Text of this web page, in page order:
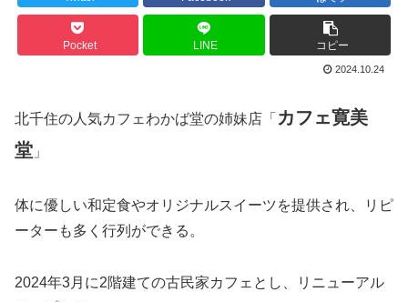
Pocket LINE コピー
2024.10.24
北千住の人気カフェわかば堂の姉妹店「 カフェ寛美
堂 」
体に優しい和定食やオリジナルスイーツを提供され、リピ
ーターも多く行列ができる。
2024年3月に2階建ての古民家カフェとし、リニューアル